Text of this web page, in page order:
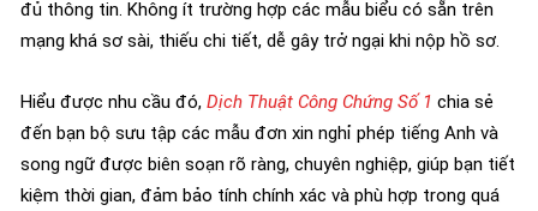
đủ thông tin. Không ít trường hợp các mẫu biểu có sẵn trên
mạng khá sơ sài, thiếu chi tiết, dễ gây trở ngại khi nộp hồ sơ.
Hiểu được nhu cầu đó, Dịch Thuật Công Chứng Số 1 chia sẻ
đến bạn bộ sưu tập các mẫu đơn xin nghỉ phép tiếng Anh và
song ngữ được biên soạn rõ ràng, chuyên nghiệp, giúp bạn tiết
kiệm thời gian, đảm bảo tính chính xác và phù hợp trong quá